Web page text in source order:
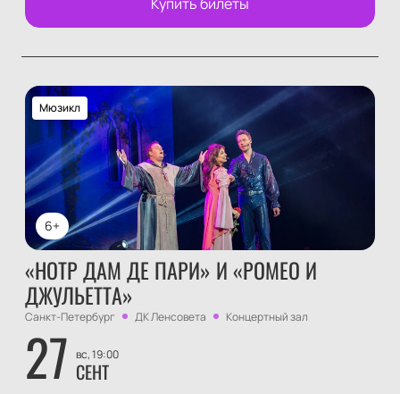
6+
Мюзикл
«НОТР ДАМ ДЕ ПАРИ» И «РОМЕО И
ДЖУЛЬЕТТА»
Санкт-Петербург ДК Ленсовета Концертный зал
27 вс, 19:00
СЕНТ